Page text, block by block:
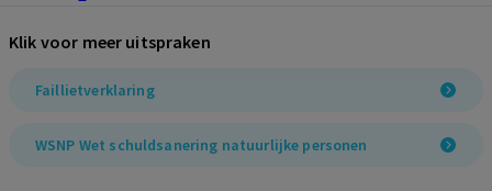
15b Fw). Weliswaar is door de
curator voldaan aan de eisen van
maar verzoekers hebben
Klik voor meer uitspraken
Faillietverklaring
WSNP Wet schuldsanering natuurlijke personen